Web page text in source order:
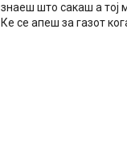
што сакаш а тој
апеш за газот